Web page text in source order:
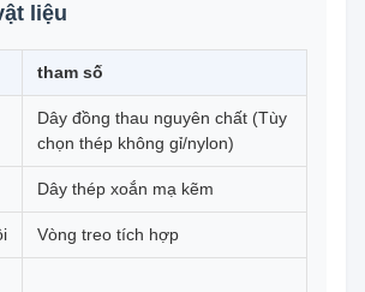
liệu
tham số
Dây đồng thau nguyên chất (Tùy
chọn thép không gỉ/nylon)
Dây thép xoắn mạ kẽm
Vòng treo tích hợp